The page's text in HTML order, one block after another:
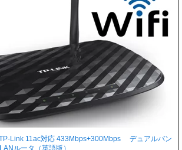
TP-Link 11ac対応 433Mbps+300Mbps デュアルバン
ルータ（英語版）